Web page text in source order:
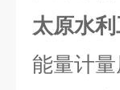
太原水
能量计量